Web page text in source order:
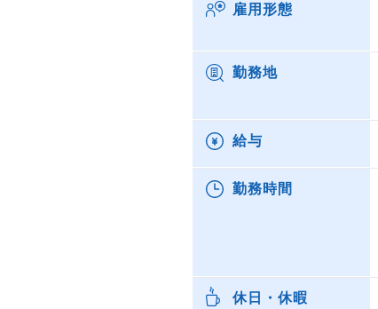
雇用形態
勤務地
給与
勤務時間
休日・休暇